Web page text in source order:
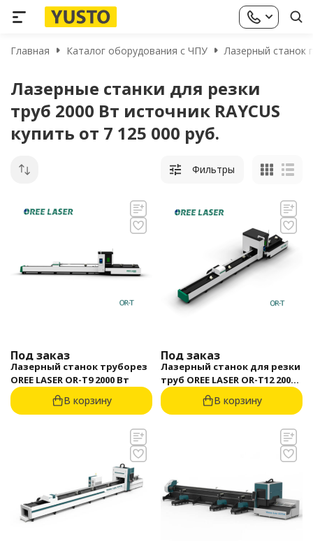
Главная Каталог оборудования с ЧПУ Лазерный станок
Лазерные станки для резки
труб 2000 Вт источник RAYCUS
купить от 7 125 000 руб.
Фильтры
Под заказ
Лазерный станок труборез
OREE LASER OR-T9 2000 Вт
В корзину
Под заказ
Лазерный станок для резки
труб OREE LASER OR-T12 2000
Вт
В корзину